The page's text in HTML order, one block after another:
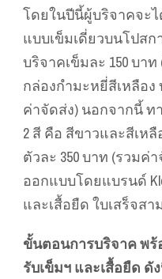
โดยในปีนี้ผู้บริจาคจะ
แบบเข็มเดี่ยวบนโปส
บริจาคเข็มละ 150 บา
กล่องกำมะหยี่สีเหลือง
ค่าจัดส่ง) นอกจากนี้ ท
2 สี คือ สีขาวและสีเหลื
ตัวละ 350 บาท (รวมค่
ออกแบบโดยแบรนด์
และเสื้อยืด ใบเสร็จส
ขั้นตอนการบริจาค พร้
รับเข็มฯ และเสื้อยืด ดั